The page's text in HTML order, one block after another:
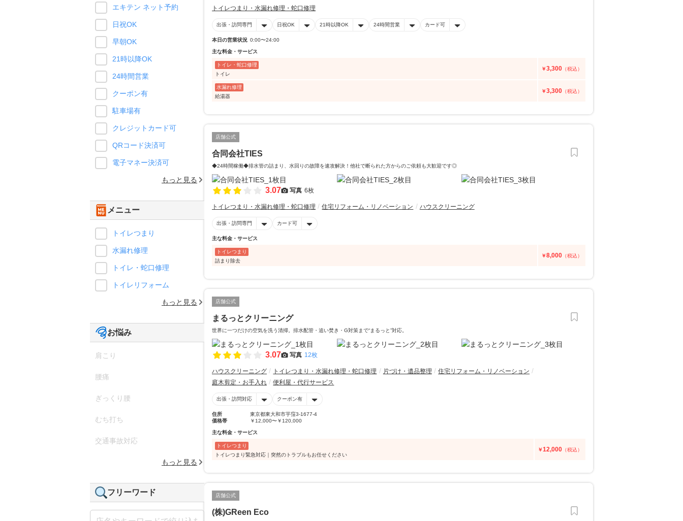
トイレつまり・水漏れ修理・蛇口修理
出張・訪問専門 日祝OK 21時以降OK 24時間営業 カード可
本日の営業状況 0:00〜24:00
主な料金・サービス
トイレ・蛇口修理
トイレ
￥3,300 （税込）
水漏れ修理
給湯器
￥3,300 （税込）
店舗公式
合同会社TIES
◆24時間稼働◆排水管の詰まり、水回りの故障を速攻解決！他社で断られた方からのご依頼も大歓迎です◎
3.07 写真 6枚
トイレつまり・水漏れ修理・蛇口修理 住宅リフォーム・リノベーション ハウスクリーニング
出張・訪問専門 カード可
主な料金・サービス
トイレつまり
詰まり除去
￥8,000 （税込）
店舗公式
まるっとクリーニング
世界に一つだけの空気を洗う清掃。排水配管・追い焚き・G対策まで“まるっと”対応。
3.07 写真 12枚
ハウスクリーニング トイレつまり・水漏れ修理・蛇口修理 片づけ・遺品整理
住宅リフォーム・リノベーション
庭木剪定・お手入れ
便利屋・代行サービス
出張・訪問対応 クーポン有
住所
東京都東大和市芋窪3-1677-4
価格帯
￥12,000〜￥120,000
主な料金・サービス
トイレつまり
トイレつまり緊急対応｜突然のトラブルもお任せください
￥12,000 （税込）
店舗公式
(株)GReen Eco
エキテン ネット予約
日祝OK
早朝OK
21時以降OK
24時間営業
クーポン有
駐車場有
クレジットカード可
QRコード決済可
電子マネー決済可
もっと見る
メニュー
トイレつまり
水漏れ修理
トイレ・蛇口修理
トイレリフォーム
もっと見る
お悩み
肩こり
腰痛
ぎっくり腰
むち打ち
交通事故対応
もっと見る
フリーワード